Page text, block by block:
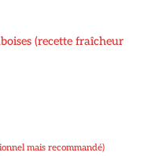
(recette fraîcheur
mais recommandé)